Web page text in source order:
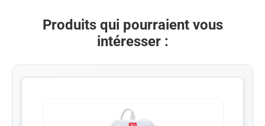
Produits qui pourraient vous
intéresser :